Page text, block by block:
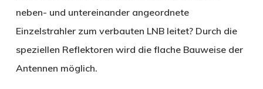
neben- und untereinander angeordnete
Einzelstrahler zum verbauten LNB leitet? Durch die
speziellen Reflektoren wird die flache Bauweise der
Antennen möglich.